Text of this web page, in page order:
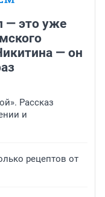
— это уже
— он
Рассказ
и
рецептов от